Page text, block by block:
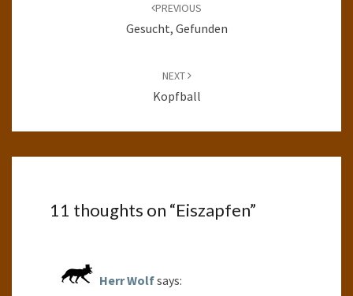
PREVIOUS
Gesucht, Gefunden
NEXT
Kopfball
11 thoughts on “Eiszapfen”
Herr Wolfsays: